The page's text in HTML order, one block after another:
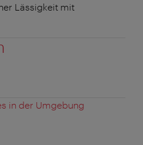
Lässigkeit mit
in der Umgebung